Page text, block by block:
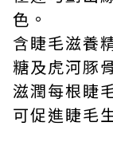
色。
含睫毛滋養
糖及虎河豚
滋潤每根睫
可促進睫毛